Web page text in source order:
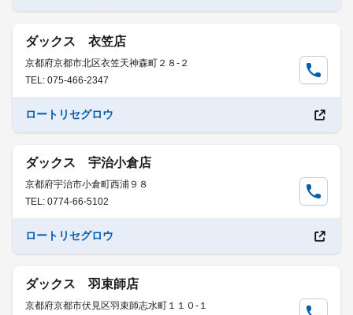
ダックス 衣笠店
京都府京都市北区衣笠天神森町２８-２
TEL: 075-466-2347
ロートリセグロウ
ダックス 宇治小倉店
京都府宇治市小倉町西浦９８
TEL: 0774-66-5102
ロートリセグロウ
ダックス 羽束師店
京都府京都市伏見区羽束師志水町１１０-１